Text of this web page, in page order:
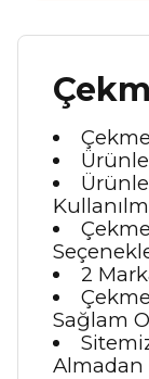
2
Sağlam
Almadan